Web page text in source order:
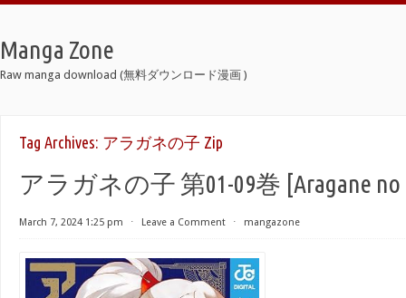
Manga Zone
Raw manga download (無料ダウンロード漫画 )
Tag Archives: アラガネの子 Zip
アラガネの子 第01-09巻 [Aragane no
March 7, 2024 1:25 pm ⋅ Leave a Comment ⋅ mangazone